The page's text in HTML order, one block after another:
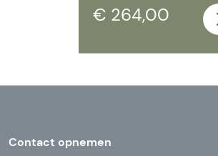
€ 264,00
Contact opnemen